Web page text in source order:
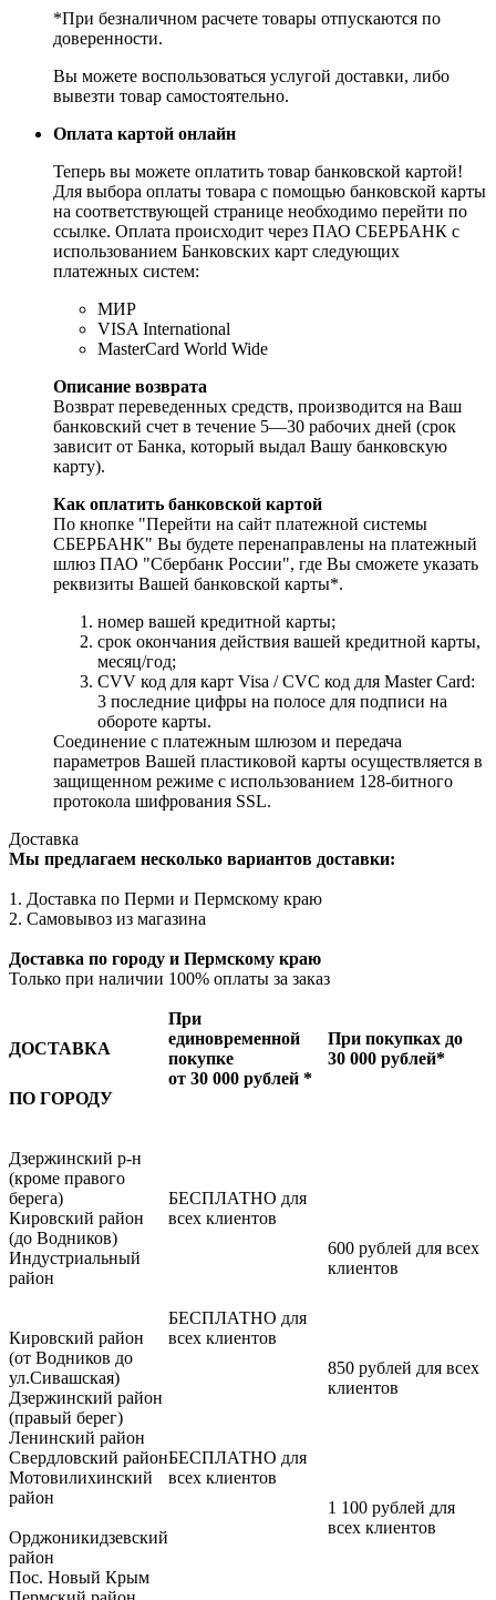
*При безналичном расчете товары отпускаются по
доверенности.
Вы можете воспользоваться услугой доставки, либо
вывезти товар самостоятельно.
Оплата картой онлайн
Теперь вы можете оплатить товар банковской картой!
Для выбора оплаты товара с помощью банковской карты
на соответствующей странице необходимо перейти по
ссылке. Оплата происходит через ПАО СБЕРБАНК с
использованием Банковских карт следующих
платежных систем:
МИР
VISA International
MasterCard World Wide
Описание возврата
Возврат переведенных средств, производится на Ваш
банковский счет в течение 5—30 рабочих дней (срок
зависит от Банка, который выдал Вашу банковскую
карту).
Как оплатить банковской картой
По кнопке "Перейти на сайт платежной системы
СБЕРБАНК" Вы будете перенаправлены на платежный
шлюз ПАО "Сбербанк России", где Вы сможете указать
реквизиты Вашей банковской карты*.
номер вашей кредитной карты;
cрок окончания действия вашей кредитной карты,
месяц/год;
CVV код для карт Visa / CVC код для Master Card:
3 последние цифры на полосе для подписи на
обороте карты.
Соединение с платежным шлюзом и передача
параметров Вашей пластиковой карты осуществляется в
защищенном режиме с использованием 128-битного
протокола шифрования SSL.
Доставка
Мы предлагаем несколько вариантов доставки:
1. Доставка по Перми и Пермскому краю
2. Самовывоз из магазина
Доставка по городу и Пермскому краю
Только при наличии 100% оплаты за заказ
ДОСТАВКА
При
единовременной
покупке
от 30 000 рублей *
При покупках до
30 000 рублей*
ПО ГОРОДУ
Дзержинский р-н
(кроме правого
берега)
Кировский район
(до Водников)
Индустриальный
район
Кировский район
(от Водников до
ул.Сивашская)
Дзержинский район
(правый берег)
Ленинский район
Свердловский район
Мотовилихинский
район
Орджоникидзевский
район
Пос. Новый Крым
БЕСПЛАТНО для
всех клиентов
БЕСПЛАТНО для
всех клиентов
БЕСПЛАТНО для
всех клиентов
600 рублей для всех
клиентов
850 рублей для всех
клиентов
1 100 рублей для
всех клиентов